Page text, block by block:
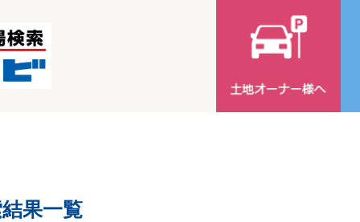
果一覧